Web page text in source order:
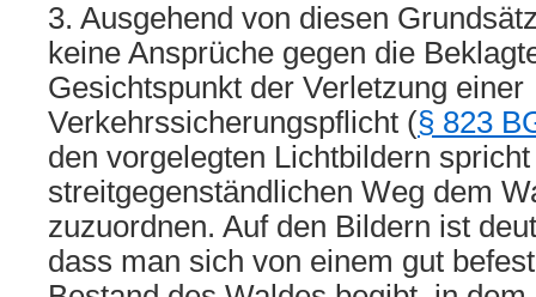
3. Ausgehend von diesen
keine Ansprüche gegen die
Gesichtspunkt der Verletzung einer
Verkehrssicherungspflicht (§ 823
den vorgelegten Lichtbildern
streitgegenständlichen Weg dem
zuzuordnen. Auf den Bildern ist
dass man sich von einem gut